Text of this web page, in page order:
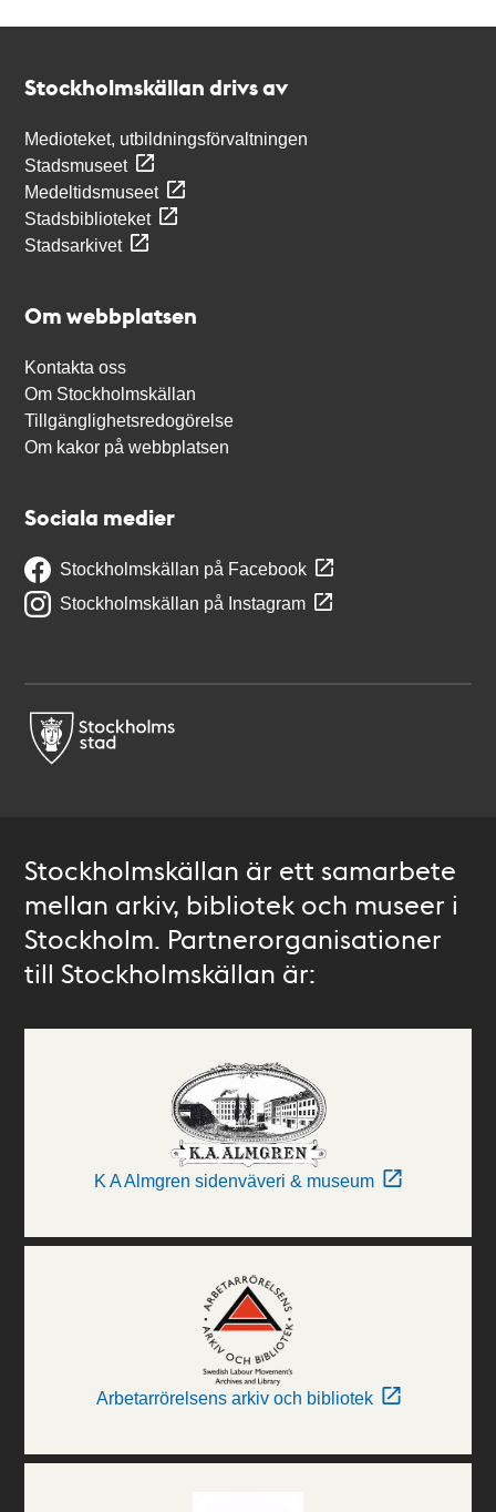
Stockholmskällan drivs av
Medioteket, utbildningsförvaltningen
Stadsmuseet
Medeltidsmuseet
Stadsbiblioteket
Stadsarkivet
Om webbplatsen
Kontakta oss
Om Stockholmskällan
Tillgänglighetsredogörelse
Om kakor på webbplatsen
Sociala medier
Stockholmskällan på Facebook
Stockholmskällan på Instagram
Stockholmskällan är ett samarbete
mellan arkiv, bibliotek och museer i
Stockholm. Partnerorganisationer
till Stockholmskällan är:
K A Almgren sidenväveri & museum
Arbetarrörelsens arkiv och bibliotek